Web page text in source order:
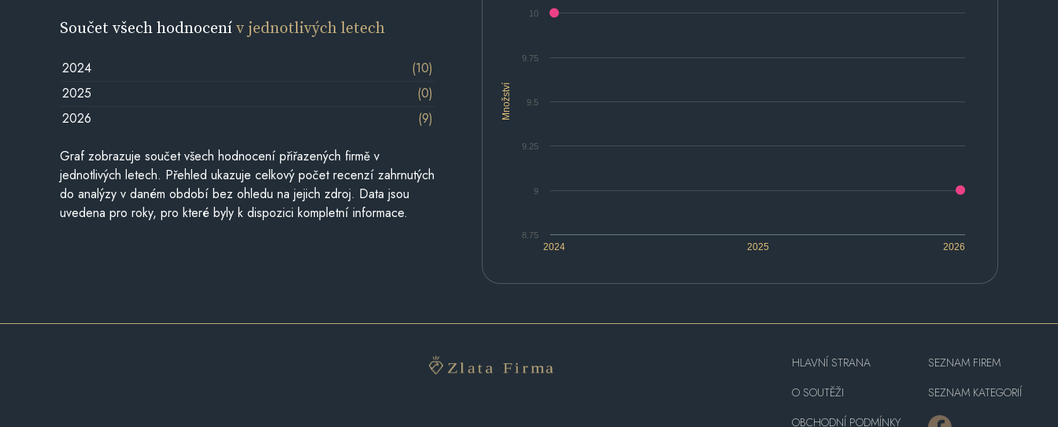
Množství
2024 2025 2026
8.75
9
9.25
9.5
9.75
10
Součet všech hodnocenív jednotlivých letech
2024
(10)
2025
(0)
2026
(9)
Graf zobrazuje součet všech hodnocení přiřazených firmě v
jednotlivých letech. Přehled ukazuje celkový počet recenzí zahrnutých
do analýzy v daném období bez ohledu na jejich zdroj. Data jsou
uvedena pro roky, pro které byly k dispozici kompletní informace.
HLAVNÍ STRANA
O SOUTĚŽI
OBCHODNÍ PODMÍNKY
SEZNAM FIREM
SEZNAM KATEGORIÍ